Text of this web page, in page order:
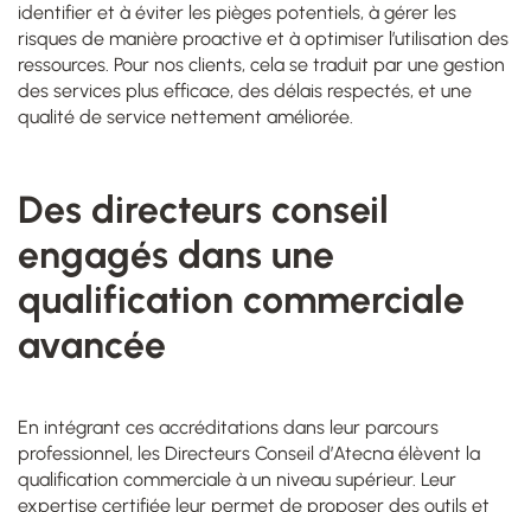
identifier et à éviter les pièges potentiels, à gérer les
risques de manière proactive et à optimiser l’utilisation des
ressources. Pour nos clients, cela se traduit par une gestion
des services plus efficace, des délais respectés, et une
qualité de service nettement améliorée.
Des directeurs conseil
engagés dans une
qualification commerciale
avancée
En intégrant ces accréditations dans leur parcours
professionnel, les Directeurs Conseil d’Atecna élèvent la
qualification commerciale à un niveau supérieur. Leur
expertise certifiée leur permet de proposer des outils et